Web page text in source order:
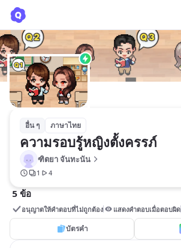
อื่น ๆ ภาษาไทย
ความรอบรู้หญิงตั้งครรภ์
ฑิตยา จันทะนัน
1 4
5 ข้อ
อนุญาตให้คำตอบที่ไม่ถูกต้อง แสดงคำตอบเมื่อตอบผิด
บัตรคำ